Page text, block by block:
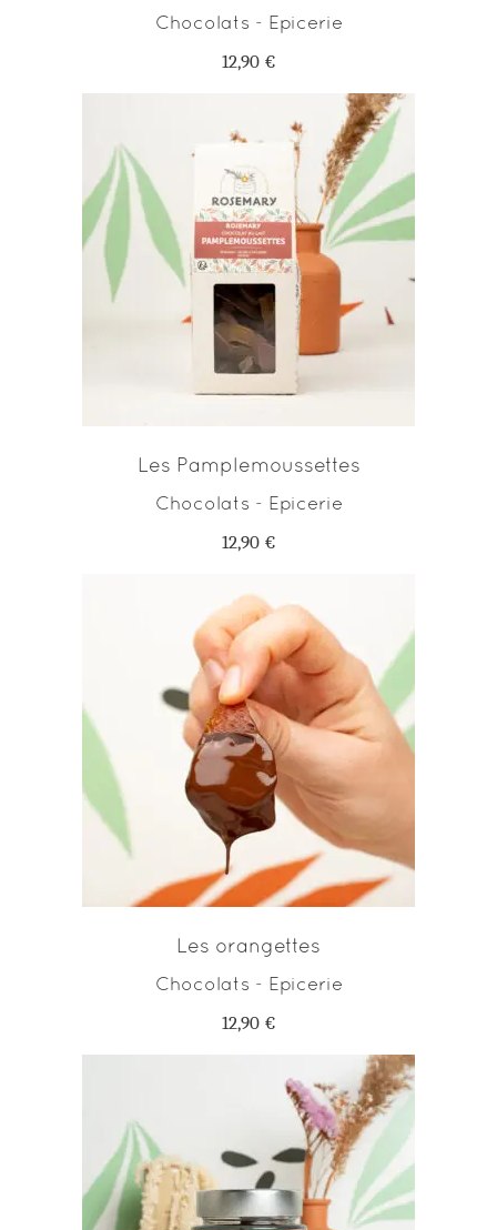
Chocolats - Epicerie
12,90 €
AJOUTER AU PANIER
Les Pamplemoussettes
Chocolats - Epicerie
12,90 €
AJOUTER AU PANIER
Les orangettes
Chocolats - Epicerie
12,90 €